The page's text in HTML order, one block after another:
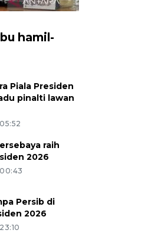
hamil-
Piala Presiden
pinalti lawan
raih
2026
Persib di
2026